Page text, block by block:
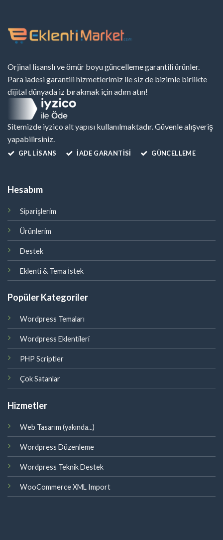
Orjinal lisanslı ve ömür boyu güncelleme garantili ürünler.
Para iadesi garantili hizmetlerimiz ile siz de bizimle birlikte
dijital dünyada iz bırakmak için adım atın!
Sitemizde iyzico alt yapısı kullanılmaktadır. Güvenle alışveriş
yapabilirsiniz.
GPL LISANS İADE GARANTİSİ GÜNCELLEME
Hesabım
Siparişlerim
Ürünlerim
Destek
Eklenti & Tema İstek
Popüler Kategoriler
Wordpress Temaları
Wordpress Eklentileri
PHP Scriptler
Çok Satanlar
Hizmetler
Web Tasarım (yakında...)
Wordpress Düzenleme
Wordpress Teknik Destek
WooCommerce XML Import